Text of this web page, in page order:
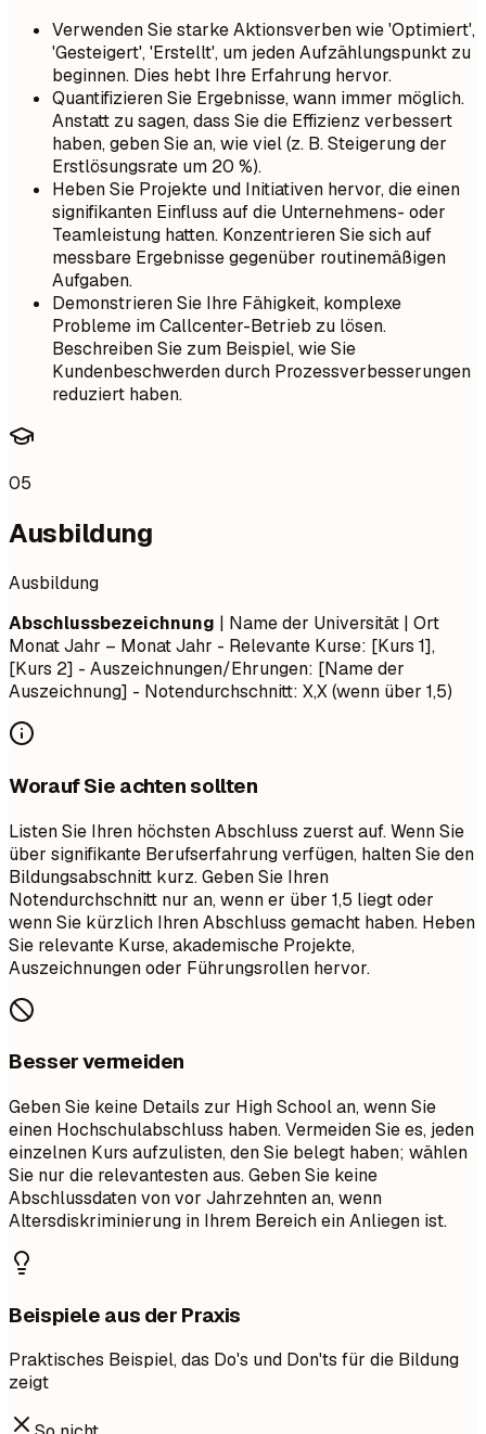
Verwenden Sie starke Aktionsverben wie 'Optimiert',
'Gesteigert', 'Erstellt', um jeden Aufzählungspunkt zu
beginnen. Dies hebt Ihre Erfahrung hervor.
Quantifizieren Sie Ergebnisse, wann immer möglich.
Anstatt zu sagen, dass Sie die Effizienz verbessert
haben, geben Sie an, wie viel (z. B. Steigerung der
Erstlösungsrate um 20 %).
Heben Sie Projekte und Initiativen hervor, die einen
signifikanten Einfluss auf die Unternehmens- oder
Teamleistung hatten. Konzentrieren Sie sich auf
messbare Ergebnisse gegenüber routinemäßigen
Aufgaben.
Demonstrieren Sie Ihre Fähigkeit, komplexe
Probleme im Callcenter-Betrieb zu lösen.
Beschreiben Sie zum Beispiel, wie Sie
Kundenbeschwerden durch Prozessverbesserungen
reduziert haben.
05
Ausbildung
Ausbildung
Abschlussbezeichnung | Name der Universität | Ort
Monat Jahr – Monat Jahr - Relevante Kurse: [Kurs 1],
[Kurs 2] - Auszeichnungen/Ehrungen: [Name der
Auszeichnung] - Notendurchschnitt: X,X (wenn über 1,5)
Worauf Sie achten sollten
Listen Sie Ihren höchsten Abschluss zuerst auf. Wenn Sie
über signifikante Berufserfahrung verfügen, halten Sie den
Bildungsabschnitt kurz. Geben Sie Ihren
Notendurchschnitt nur an, wenn er über 1,5 liegt oder
wenn Sie kürzlich Ihren Abschluss gemacht haben. Heben
Sie relevante Kurse, akademische Projekte,
Auszeichnungen oder Führungsrollen hervor.
Besser vermeiden
Geben Sie keine Details zur High School an, wenn Sie
einen Hochschulabschluss haben. Vermeiden Sie es, jeden
einzelnen Kurs aufzulisten, den Sie belegt haben; wählen
Sie nur die relevantesten aus. Geben Sie keine
Abschlussdaten von vor Jahrzehnten an, wenn
Altersdiskriminierung in Ihrem Bereich ein Anliegen ist.
Beispiele aus der Praxis
Praktisches Beispiel, das Do's und Don'ts für die Bildung
zeigt